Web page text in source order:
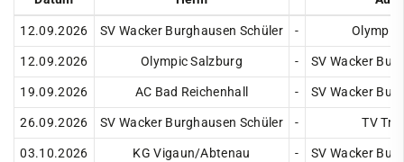
12.09.2026 SV Wacker Burghausen Schüler -
Olympic
12.09.2026
Olympic Salzburg -
SV Wacker
19.09.2026
AC Bad Reichenhall -
SV Wacker
26.09.2026
SV Wacker Burghausen Schüler -
TV
03.10.2026
KG Vigaun/Abtenau -
SV Wacker
Eisschützen
Faustball
Fechten
Fußball